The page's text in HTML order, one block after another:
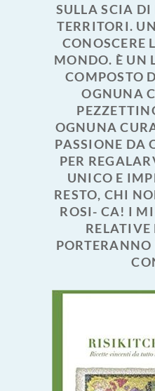
SULLA SCIA
TERRITORI.
CONOSCERE
MONDO. È UN
COMPOSTO
OGNUNA
OGNUNA
PASSIONE DA
PER
UNICO E
RESTO, CHI
ROSI- CA! I
RELATIVE